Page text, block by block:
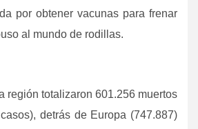
por obtener vacunas para frenar
al mundo de rodillas.
región totalizaron 601.256 muertos
detrás de Europa (747.887)